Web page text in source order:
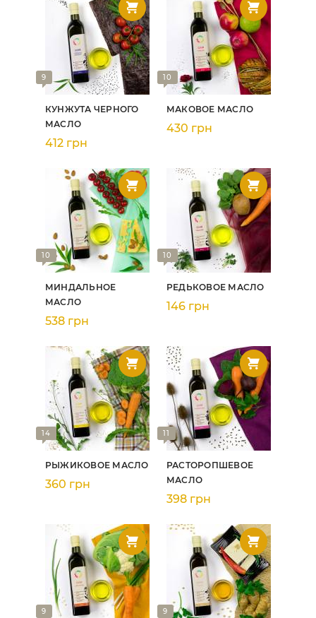
9
КУНЖУТА ЧЕРНОГО
МАСЛО
412 грн
10
МАКОВОЕ МАСЛО
430 грн
10
МИНДАЛЬНОЕ
МАСЛО
538 грн
10
РЕДЬКОВОЕ МАСЛО
146 грн
14
РЫЖИКОВОЕ МАСЛО
360 грн
11
РАСТОРОПШЕВОЕ
МАСЛО
398 грн
9 9